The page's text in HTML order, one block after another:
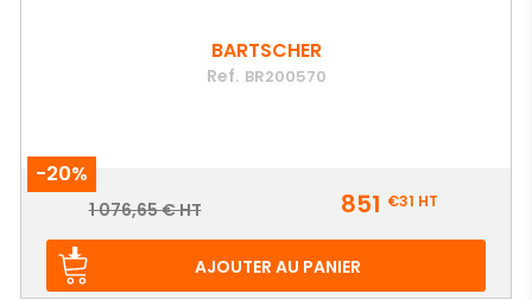
BARTSCHER
Ref. BR200570
-20%
Prix
Prix
1 076,65 € HT 851 €31 HT
AJOUTER AU PANIER